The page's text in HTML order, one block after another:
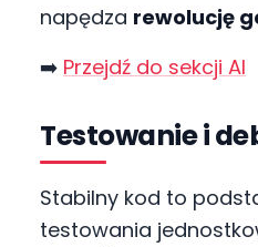
napędza rewolucję
➡️ Przejdź do sekcji AI
Testowanie i
Stabilny kod to
testowania